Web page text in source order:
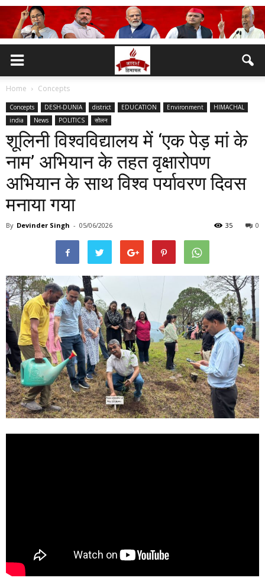
Home Concepts
Concepts DESH-DUNIA district EDUCATION Environment
HIMACHAL
india
News POLITICS सोलन
शूलिनी विश्वविद्यालय में ‘एक पेड़ मां के
नाम’ अभियान के तहत वृक्षारोपण
अभियान के साथ विश्व पर्यावरण दिवस
मनाया गया
By Devinder Singh - 05/06/2026 0
35